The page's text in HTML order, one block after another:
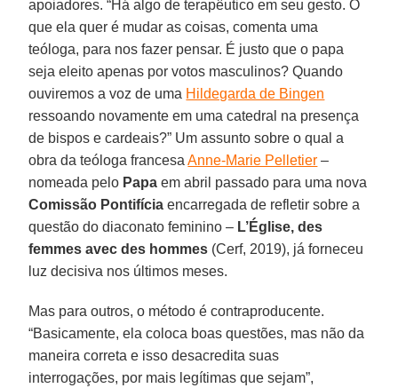
apoiadores. “Há algo de terapêutico em seu gesto. O
que ela quer é mudar as coisas, comenta uma
teóloga, para nos fazer pensar. É justo que o papa
seja eleito apenas por votos masculinos? Quando
ouviremos a voz de uma Hildegarda de Bingen
ressoando novamente em uma catedral na presença
de bispos e cardeais?” Um assunto sobre o qual a
obra da teóloga francesaAnne-Marie Pelletier –
nomeada pelo Papa em abril passado para uma nova
Comissão Pontifíciaencarregada de refletir sobre a
questão do diaconato feminino – L’Église, des
femmes avec des hommes (Cerf, 2019), já forneceu
luz decisiva nos últimos meses.
Mas para outros, o método é contraproducente.
“Basicamente, ela coloca boas questões, mas não da
maneira correta e isso desacredita suas
interrogações, por mais legítimas que sejam”,